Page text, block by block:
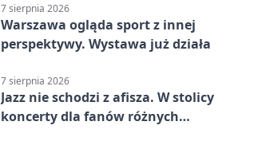
7 sierpnia 2026
Warszawa ogląda sport z innej
perspektywy. Wystawa już działa
7 sierpnia 2026
Jazz nie schodzi z afisza. W stolicy
koncerty dla fanów różnych